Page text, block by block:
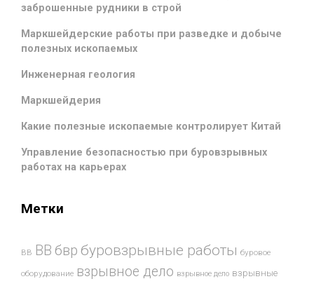
заброшенные рудники в строй
Маркшейдерские работы при разведке и добыче
полезных ископаемых
Инженерная геология
Маркшейдерия
Какие полезные ископаемые контролирует Китай
Управление безопасностью при буровзрывных
работах на карьерах
Метки
ВВ ВВ бвр буровзрывные работы буровое
оборудование взрывное дело взрывное дело взрывные